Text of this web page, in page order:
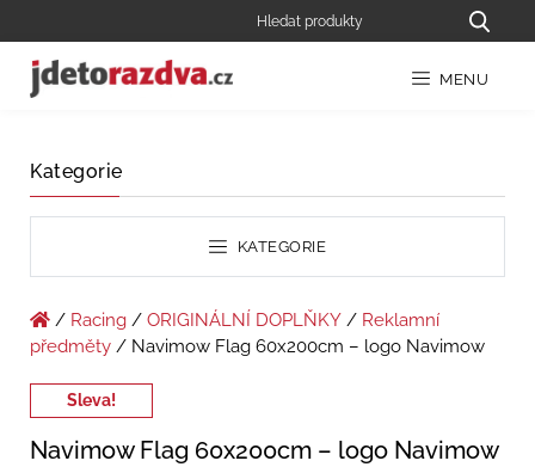
MENU
Kategorie
KATEGORIE
/ Racing / ORIGINÁLNÍ DOPLŇKY / Reklamní
předměty / Navimow Flag 60x200cm – logo Navimow
Sleva!
Navimow Flag 60x200cm – logo Navimow